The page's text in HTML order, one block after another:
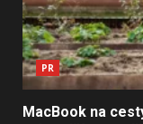
PR
MacBook na